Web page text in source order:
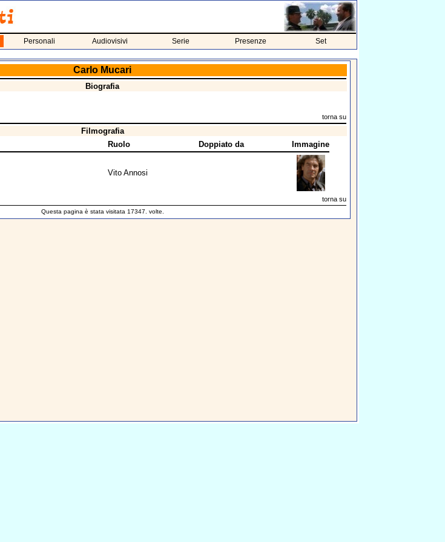
Personali Audiovisivi Serie Presenze Set
Carlo Mucari
Biografia
torna su
Filmografia
Ruolo Doppiato da Immagine
Vito Annosi
torna su
Questa pagina è stata visitata 17347. volte.